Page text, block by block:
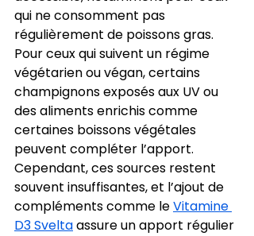
qui ne consomment pas
régulièrement de poissons gras.
Pour ceux qui suivent un régime
végétarien ou végan, certains
champignons exposés aux UV ou
des aliments enrichis comme
certaines boissons végétales
peuvent compléter l’apport.
Cependant, ces sources restent
souvent insuffisantes, et l’ajout de
compléments comme le Vitamine
D3 Svelta assure un apport régulier